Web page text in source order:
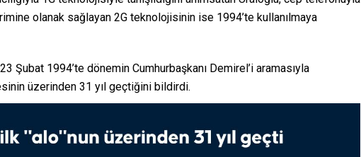
olanak sağlayan 2G teknolojisinin ise 1994’te kullanılmaya
Şubat 1994’te dönemin Cumhurbaşkanı Demirel’i aramasıyla
üzerinden 31 yıl geçtiğini bildirdi.